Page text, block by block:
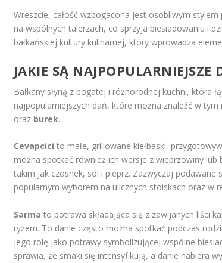
Wreszcie, całość wzbogacona jest osobliwym
na wspólnych talerzach, co sprzyja biesiadowaniu i
bałkańskiej kultury kulinarnej, który wprowadza
JAKIE SĄ
Bałkany słyną z bogatej i różnorodnej kuchni, która
najpopularniejszych dań, które można znaleźć w tym
oraz burek.
Cevapcici to małe, grillowane kiełbaski,
można spotkać również ich wersje z wieprzowiny
takim jak czosnek, sól i pieprz. Zazwyczaj podawane
popularnym wyborem na ulicznych stoiskach oraz w
Sarma to potrawa składająca się z zawijanych liści
ryżem. To danie często można spotkać podczas
jego rolę jako potrawy symbolizującej wspólne
sprawia, że smaki się intensyfikują, a danie nabiera